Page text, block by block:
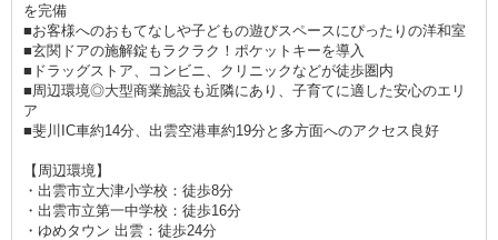
を完備
■お客様へのおもてなしや子どもの遊びスペースにぴったりの洋和室
■玄関ドアの施解錠もラクラク！ポケットキーを導入
■ドラッグストア、コンビニ、クリニックなどが徒歩圏内
■周辺環境◎大型商業施設も近隣にあり、子育てに適した安心のエリ
ア
■斐川IC車約14分、出雲空港車約19分と多方面へのアクセス良好
【周辺環境】
・出雲市立大津小学校：徒歩8分
・出雲市立第一中学校：徒歩16分
・ゆめタウン 出雲：徒歩24分